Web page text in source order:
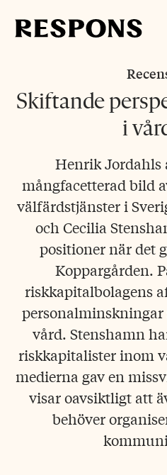
Skiftande
i
Henrik Jordahls
mångfacetterad bild
välfärdstjänster i
och Cecilia
positioner när det
Koppargården.
riskkapitalbolagens
vård. Stenshamn
riskkapitalister inom
medierna gav en
visar oavsiktligt att
behöver